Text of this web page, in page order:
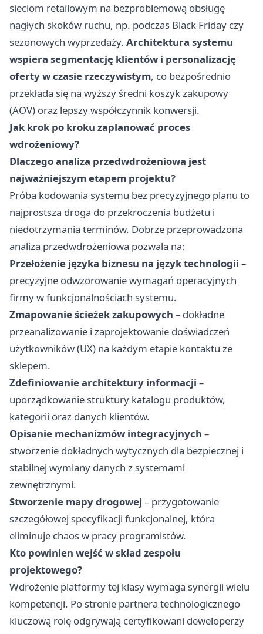
sieciom retailowym na bezproblemową obsługę
nagłych skoków ruchu, np. podczas Black Friday czy
sezonowych wyprzedaży. Architektura systemu
wspiera segmentację klientów i personalizację
oferty w czasie rzeczywistym, co bezpośrednio
przekłada się na wyższy średni koszyk zakupowy
(AOV) oraz lepszy współczynnik konwersji.
Jak krok po kroku zaplanować proces
wdrożeniowy?
Dlaczego analiza przedwdrożeniowa jest
najważniejszym etapem projektu?
Próba kodowania systemu bez precyzyjnego planu to
najprostsza droga do przekroczenia budżetu i
niedotrzymania terminów. Dobrze przeprowadzona
analiza przedwdrożeniowa pozwala na:
Przełożenie języka biznesu na język technologii –
precyzyjne odwzorowanie wymagań operacyjnych
firmy w funkcjonalnościach systemu.
Zmapowanie ścieżek zakupowych – dokładne
przeanalizowanie i zaprojektowanie doświadczeń
użytkowników (UX) na każdym etapie kontaktu ze
sklepem.
Zdefiniowanie architektury informacji –
uporządkowanie struktury katalogu produktów,
kategorii oraz danych klientów.
Opisanie mechanizmów integracyjnych –
stworzenie dokładnych wytycznych dla bezpiecznej i
stabilnej wymiany danych z systemami
zewnętrznymi.
Stworzenie mapy drogowej – przygotowanie
szczegółowej specyfikacji funkcjonalnej, która
eliminuje chaos w pracy programistów.
Kto powinien wejść w skład zespołu
projektowego?
Wdrożenie platformy tej klasy wymaga synergii wielu
kompetencji. Po stronie partnera technologicznego
kluczową rolę odgrywają certyfikowani deweloperzy